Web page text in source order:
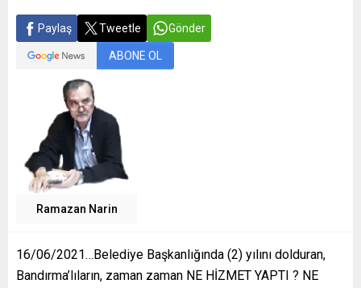
Paylaş Tweetle Gönder
ABONE OL
Ramazan Narin
16/06/2021…Belediye Başkanlığında (2) yılını dolduran,
Bandırma’lıların, zaman zaman NE HİZMET YAPTI ? NE